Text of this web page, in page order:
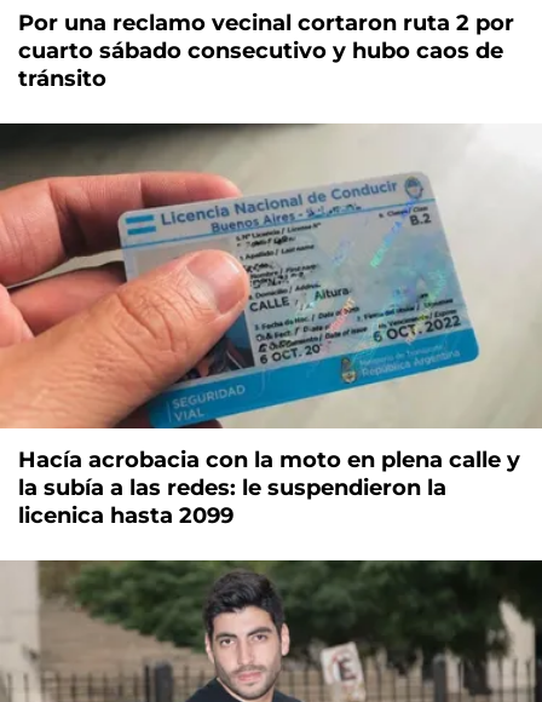
Por una reclamo vecinal cortaron ruta 2 por
cuarto sábado consecutivo y hubo caos de
tránsito
Hacía acrobacia con la moto en plena calle y
la subía a las redes: le suspendieron la
licenica hasta 2099